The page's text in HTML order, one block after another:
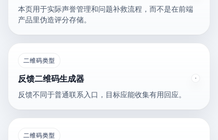
本页用于实际声誉管理和问题补救流程，而不是在前端
产品里伪造评分存储。
二维码类型
反馈二维码生成器
反馈不同于普通联系入口，目标应能收集有用回应。
二维码类型